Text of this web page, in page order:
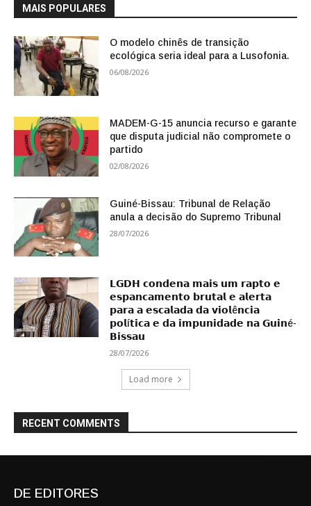
MAIS POPULARES
O modelo chinês de transição
ecológica seria ideal para a Lusofonia.
06/08/2026
MADEM-G-15 anuncia recurso e garante
que disputa judicial não compromete o
partido
02/08/2026
Guiné-Bissau: Tribunal de Relação
anula a decisão do Supremo Tribunal
28/07/2026
𝗟𝗚𝗗𝗛 𝗰𝗼𝗻𝗱𝗲𝗻𝗮 𝗺𝗮𝗶𝘀 𝘂𝗺 𝗿𝗮𝗽𝘁𝗼 𝗲
𝗲𝘀𝗽𝗮𝗻𝗰𝗮𝗺𝗲𝗻𝘁𝗼 𝗯𝗿𝘂𝘁𝗮𝗹 𝗲 𝗮𝗹𝗲𝗿𝘁𝗮
𝗽𝗮𝗿𝗮 𝗮 𝗲𝘀𝗰𝗮𝗹𝗮𝗱𝗮 𝗱𝗮 𝘃𝗶𝗼𝗹ê𝗻𝗰𝗶𝗮
𝗽𝗼𝗹í𝘁𝗶𝗰𝗮 𝗲 𝗱𝗮 𝗶𝗺𝗽𝘂𝗻𝗶𝗱𝗮𝗱𝗲 𝗻𝗮 𝗚𝘂𝗶𝗻é-
𝗕𝗶𝘀𝘀𝗮𝘂
28/07/2026
Load more
RECENT COMMENTS
DE EDITORES